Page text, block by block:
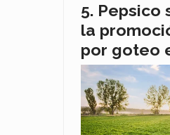
Pepsico
la
por goteo